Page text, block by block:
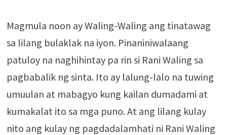
Magmula noon ay Waling-Waling ang tinatawag
sa lilang bulaklak na iyon. Pinaniniwalaang
patuloy na naghihintay pa rin si Rani Waling sa
pagbabalik ng sinta. Ito ay lalung-lalo na tuwing
umuulan at mabagyo kung kailan dumadami at
kumakalat ito sa mga puno. At ang lilang kulay
nito ang kulay ng pagdadalamhati ni Rani Waling